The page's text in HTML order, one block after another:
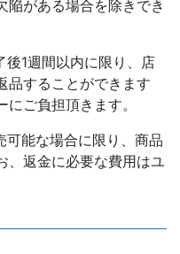
陥がある場合を除きでき
1週間以内に限り、店
品することができます
ご負担頂きます。
可能な場合に限り、商品
、返金に必要な費用はユ